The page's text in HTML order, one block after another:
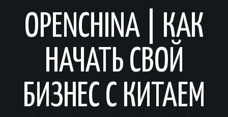
OPENCHINA | КАК
НАЧАТЬ СВОЙ
БИЗНЕС С КИТАЕМ